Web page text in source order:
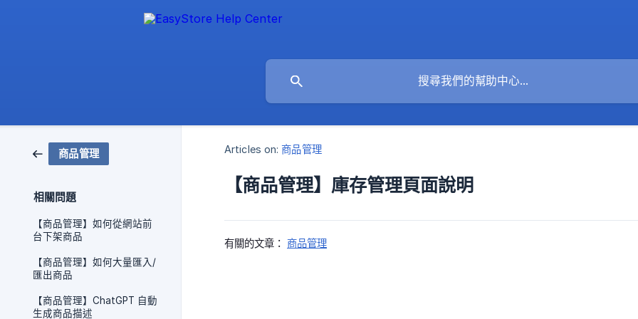
商品管理
相關問題
【商品管理】如何從網站前
台下架商品
【商品管理】如何大量匯入/
匯出商品
【商品管理】ChatGPT 自動
生成商品描述
Articles on: 商品管理
【商品管理】庫存管理頁面說明
有關的文章： 商品管理